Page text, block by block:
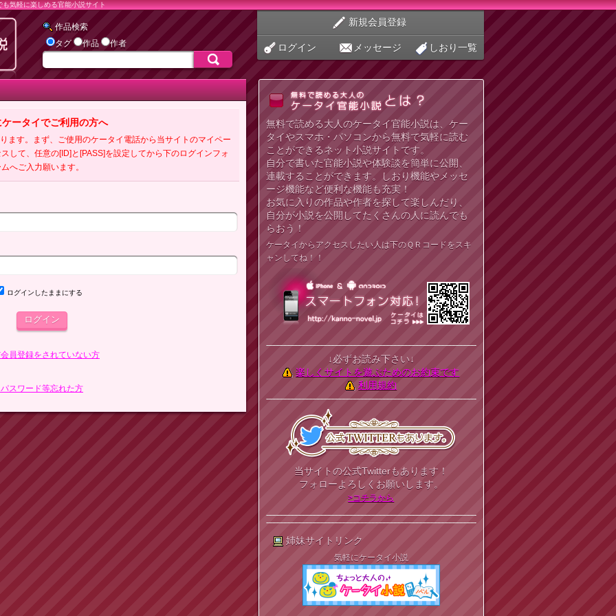
気軽に楽しめる官能小説サイト
作品検索
タグ
作品 作者
新規会員登録
ログイン メッセージ しおり一覧
ータイでご利用の方へ
ます。まず、ご使用のケータイ電話から当サイトのマイペー
して、任意の[ID]と[PASS]を設定してから下のログインフォ
へご入力願います。
ログインしたままにする
員登録をされていない方
スワード等忘れた方
無料で読める大人のケータイ官能小説は、ケー
タイやスマホ・パソコンから無料で気軽に読む
ことができるネット小説サイトです。
自分で書いた官能小説や体験談を簡単に公開、
連載することができます。しおり機能やメッセ
ージ機能など便利な機能も充実！
お気に入りの作品や作者を探して楽しんだり、
自分が小説を公開してたくさんの人に読んでも
らおう！
ケータイからアクセスしたい人は下のＱＲコードをスキ
ャンしてね！！
↓必ずお読み下さい↓
楽しくサイトを遊ぶためのお約束です
利用規約
当サイトの公式Twitterもあります！
フォローよろしくお願いします。
>コチラから
姉妹サイトリンク
気軽にケータイ小説